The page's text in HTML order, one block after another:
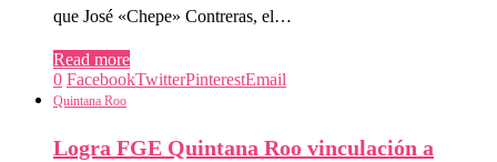
que José «Chepe» Contreras, el…
Read more
0 FacebookTwitterPinterestEmail
Quintana Roo
Logra FGE Quintana Roo vinculación a